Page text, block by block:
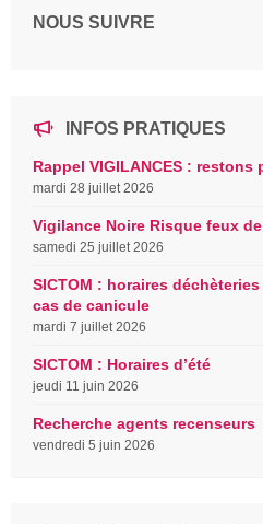
NOUS SUIVRE
INFOS PRATIQUES
Rappel VIGILANCES : restons
mardi 28 juillet 2026
Vigilance Noire Risque feux
samedi 25 juillet 2026
SICTOM : horaires
cas de canicule
mardi 7 juillet 2026
SICTOM : Horaires d’été
jeudi 11 juin 2026
Recherche agents recenseurs
vendredi 5 juin 2026